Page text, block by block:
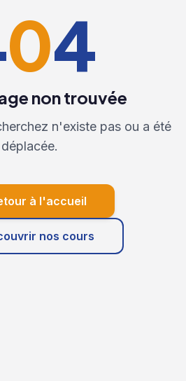
04
non trouvée
n'existe pas ou a été
déplacée.
à l'accueil
nos cours